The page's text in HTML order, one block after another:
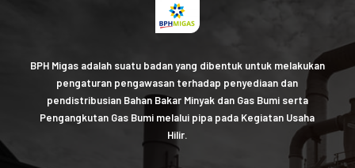
BPH Migas adalah suatu badan yang dibentuk untuk melakukan
pengaturan pengawasan terhadap penyediaan dan
pendistribusian Bahan Bakar Minyak dan Gas Bumi serta
Pengangkutan Gas Bumi melalui pipa pada Kegiatan Usaha
Hilir.